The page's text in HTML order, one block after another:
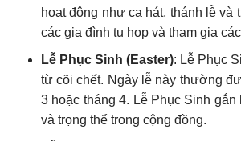
hoạt động như ca hát, thánh lễ và
các gia đình tụ họp và tham gia
Lễ Phục Sinh (Easter): Lễ Phục
từ cõi chết. Ngày lễ này thường
3 hoặc tháng 4. Lễ Phục Sinh
và trọng thể trong cộng đồng.